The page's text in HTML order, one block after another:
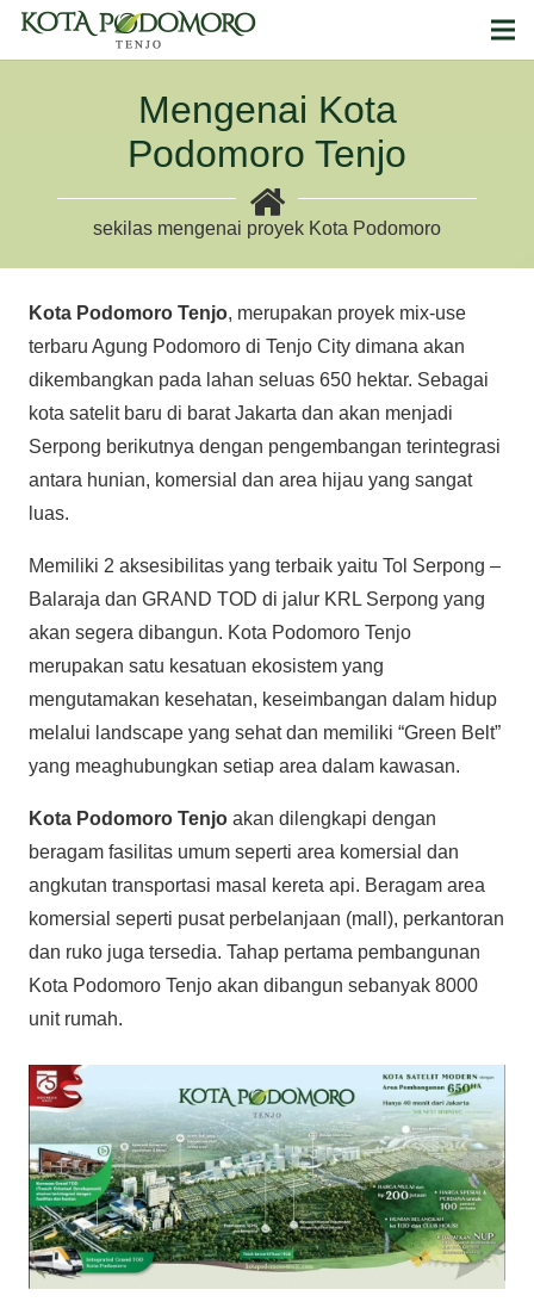
Mengenai Kota
Podomoro Tenjo
sekilas mengenai proyek Kota Podomoro
Kota Podomoro Tenjo, merupakan proyek mix-use
terbaru Agung Podomoro di Tenjo City dimana akan
dikembangkan pada lahan seluas 650 hektar. Sebagai
kota satelit baru di barat Jakarta dan akan menjadi
Serpong berikutnya dengan pengembangan terintegrasi
antara hunian, komersial dan area hijau yang sangat
luas.
Memiliki 2 aksesibilitas yang terbaik yaitu Tol Serpong –
Balaraja dan GRAND TOD di jalur KRL Serpong yang
akan segera dibangun. Kota Podomoro Tenjo
merupakan satu kesatuan ekosistem yang
mengutamakan kesehatan, keseimbangan dalam hidup
melalui landscape yang sehat dan memiliki “Green Belt”
yang meaghubungkan setiap area dalam kawasan.
Kota Podomoro Tenjo akan dilengkapi dengan
beragam fasilitas umum seperti area komersial dan
angkutan transportasi masal kereta api. Beragam area
komersial seperti pusat perbelanjaan (mall), perkantoran
dan ruko juga tersedia. Tahap pertama pembangunan
Kota Podomoro Tenjo akan dibangun sebanyak 8000
unit rumah.